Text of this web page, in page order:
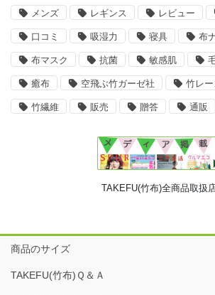
メンズ レギンス レビュー
口コミ 吸湿力 寝具 布
布マスク 抗菌 敏感肌
癒布 空飛ぶ竹ガーゼ社 竹レ
竹繊維 販売 贈答 通販
TAKEFU(竹布)全商品取扱
商品のサイズ
TAKEFU(竹布)Ｑ＆Ａ